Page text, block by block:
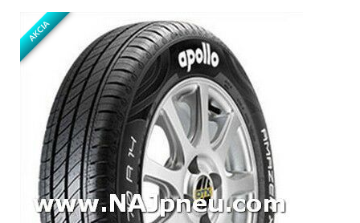
Zimné pneumatiky
Osobné/crossover + malé úžitkové
SUV/crossover + OFFRoad-ové
Dodávkové + malé úžitkové
Celoročné pneumatiky
Osobné/crossover + malé úžitkové
AKCIA